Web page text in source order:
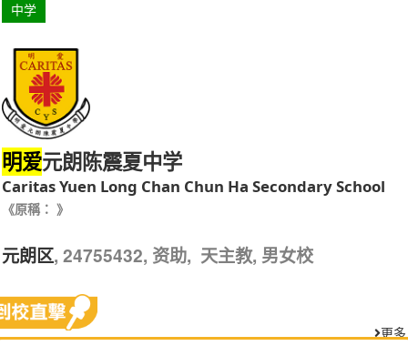
中学
明爱元朗陈震夏中学
Caritas Yuen Long Chan Chun Ha Secondary School
《原稱： 》
元朗区, 24755432, 资助, 天主教, 男女校
更多